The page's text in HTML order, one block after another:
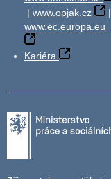
| www.opjak.cz
|
www.ec.europa.eu
Kariéra